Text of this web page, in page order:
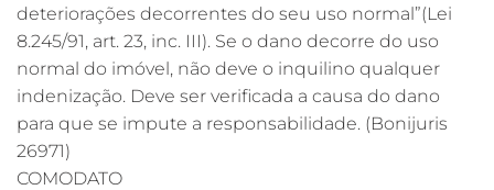
deteriorações decorrentes do seu uso normal”(Lei
8.245/91, art. 23, inc. III). Se o dano decorre do uso
normal do imóvel, não deve o inquilino qualquer
indenização. Deve ser verificada a causa do dano
para que se impute a responsabilidade. (Bonijuris
26971)
COMODATO